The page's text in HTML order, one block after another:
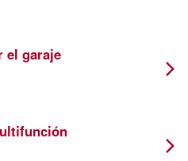
el garaje